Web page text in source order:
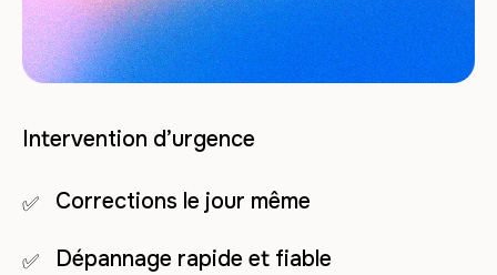
Intervention d’urgence
Corrections le jour même
Dépannage rapide et fiable